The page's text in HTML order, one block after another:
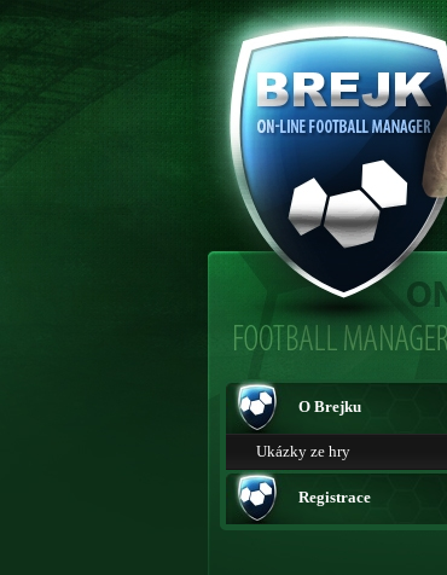
O Brejku
Ukázky ze hry
Registrace